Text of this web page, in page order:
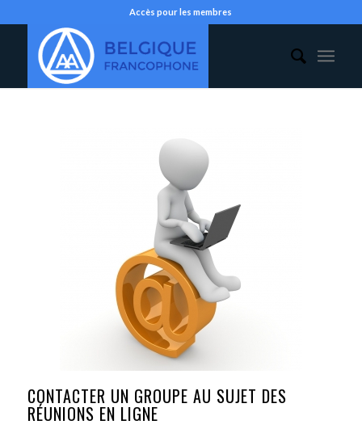
Accès pour les membres
CONTACTER UN GROUPE AU SUJET DES
RÉUNIONS EN LIGNE